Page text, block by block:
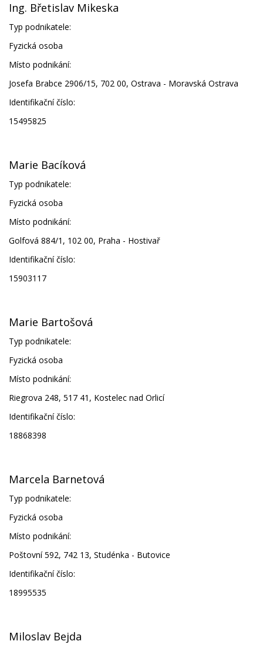
Ing. Břetislav Mikeska
Typ podnikatele:
Fyzická osoba
Místo podnikání:
Josefa Brabce 2906/15, 702 00, Ostrava - Moravská Ostrava
Identifikační číslo:
15495825
Marie Bacíková
Typ podnikatele:
Fyzická osoba
Místo podnikání:
Golfová 884/1, 102 00, Praha - Hostivař
Identifikační číslo:
15903117
Marie Bartošová
Typ podnikatele:
Fyzická osoba
Místo podnikání:
Riegrova 248, 517 41, Kostelec nad Orlicí
Identifikační číslo:
18868398
Marcela Barnetová
Typ podnikatele:
Fyzická osoba
Místo podnikání:
Poštovní 592, 742 13, Studénka - Butovice
Identifikační číslo:
18995535
Miloslav Bejda